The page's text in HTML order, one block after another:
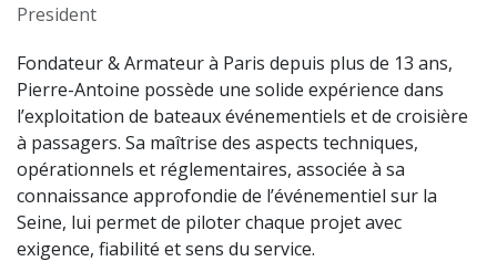
President
Fondateur & Armateur à Paris depuis plus de 13 ans,
Pierre-Antoine possède une solide expérience dans
l’exploitation de bateaux événementiels et de croisière
à passagers. Sa maîtrise des aspects techniques,
opérationnels et réglementaires, associée à sa
connaissance approfondie de l’événementiel sur la
Seine, lui permet de piloter chaque projet avec
exigence, fiabilité et sens du service.